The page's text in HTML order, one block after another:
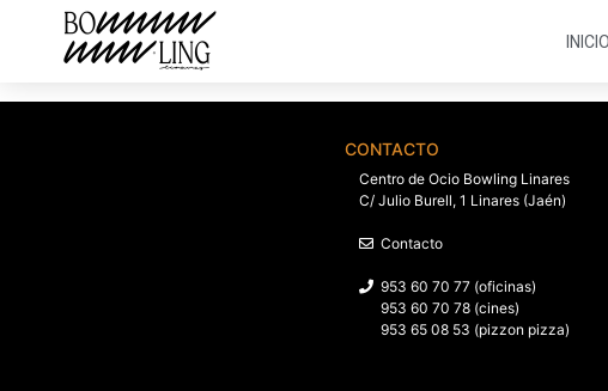
INICIO
CONTACTO
Centro de Ocio Bowling Linares
C/ Julio Burell, 1 Linares (Jaén)
Contacto
953 60 70 77 (oficinas)
953 60 70 78 (cines)
953 65 08 53 (pizzon pizza)